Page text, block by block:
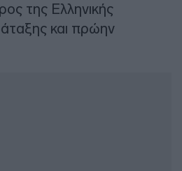
της Ελληνικής
και πρώην